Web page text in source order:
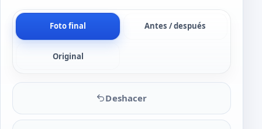
Foto final Antes / después
Original
Deshacer